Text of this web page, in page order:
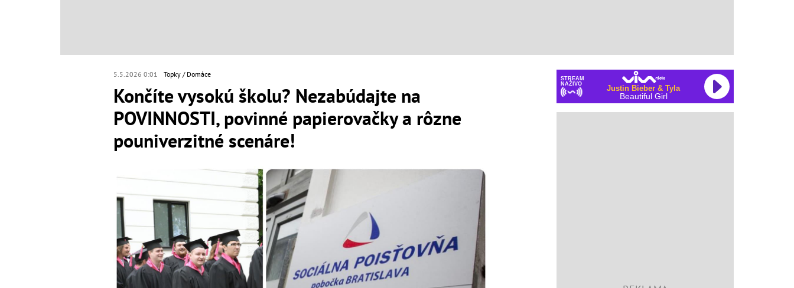
5.5.2026 0:01 Topky Domáce
Končíte vysokú školu? Nezabúdajte na
POVINNOSTI, povinné papierovačky a rôzne
pouniverzitné scenáre!
STREAM
NAŽIVO
Justin Bieber & Tyla
Beautiful Girl